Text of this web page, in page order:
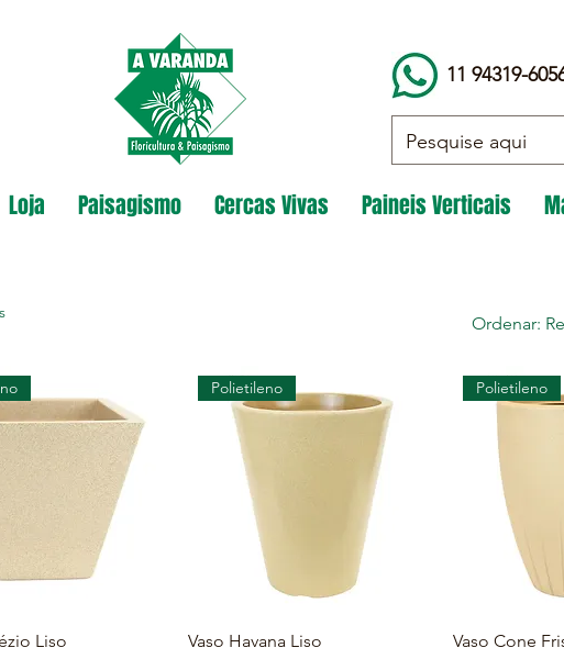
11 94319-
Loja Paisagismo Cercas Vivas Paineis Verticais
Ordenar:
Liso
Polietileno
Vaso Havana Liso
Polietileno
Vaso Cone